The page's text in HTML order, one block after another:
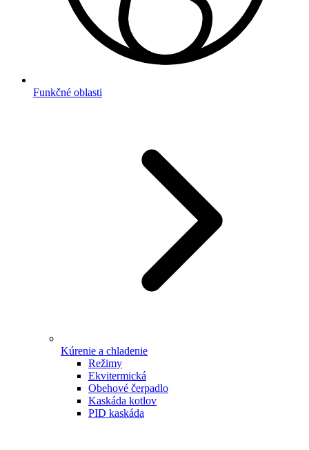
Funkčné oblasti
Kúrenie a chladenie
Režimy
Ekvitermická
Obehové čerpadlo
Kaskáda kotlov
PID kaskáda